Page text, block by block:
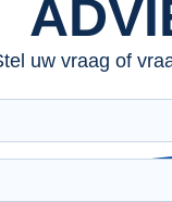
uw vraag of